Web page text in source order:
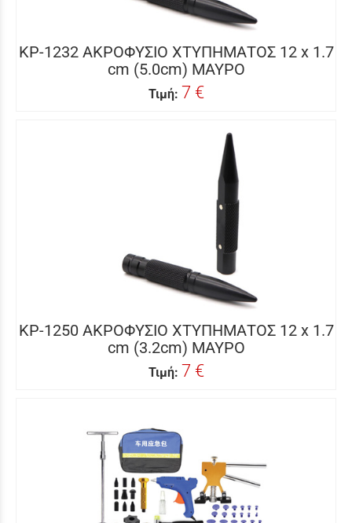
KP-1232 ΑΚΡΟΦΥΣΙΟ ΧΤΥΠΗΜΑΤΟΣ 12 x 1.7
cm (5.0cm) ΜΑΥΡΟ
Τιμή: 7 €
KP-1250 ΑΚΡΟΦΥΣΙΟ ΧΤΥΠΗΜΑΤΟΣ 12 x 1.7
cm (3.2cm) ΜΑΥΡΟ
Τιμή: 7 €